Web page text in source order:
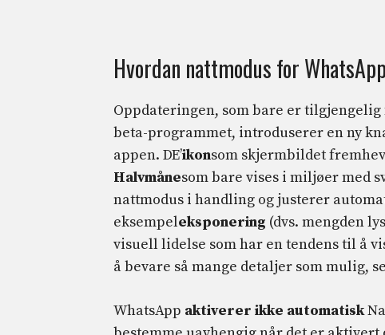
Hvordan nattmodus for
Oppdateringen, som bare er
beta-programmet, introduserer en ny
appen. DE’ikonsom skjermbildet
Halvmånesom bare vises i miljøer med
nattmodus i handling og justerer
eksempeleksponering (dvs. mengden
visuell lidelse som har en tendens til å
å bevare så mange detaljer som mulig,
WhatsApp aktiverer ikke automatisk